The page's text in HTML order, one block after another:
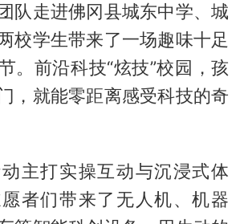
队走进佛冈县城东中学、城
校学生带来了一场趣味十足
。前沿科技“炫技”校园，孩
，就能零距离感受科技的奇
主打实操互动与沉浸式体
者们带来了无人机、机器